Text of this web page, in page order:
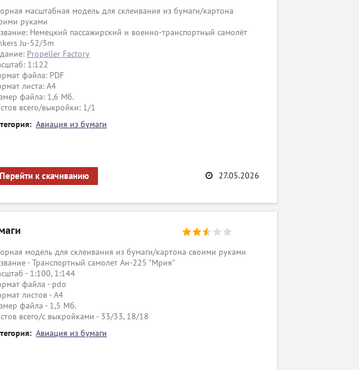
масштабная модель для склеивания из бумаги/картона
руками
Немецкий пассажирский и военно-транспортный самолёт
Ju-52/3m
Propeller Factory
1:122
файла: PDF
листа: А4
файла: 1,6 Мб.
всего/выкройки: 1/1
Авиация из бумаги
Перейти к скачиванию 27.05.2026
модель для склеивания из бумаги/картона своими руками
- Транспортный самолет Ан-225 "Мрия"
- 1:100, 1:144
файла - pdo
листов - A4
файла - 1,5 Мб.
всего/с выкройками - 33/33, 18/18
Авиация из бумаги